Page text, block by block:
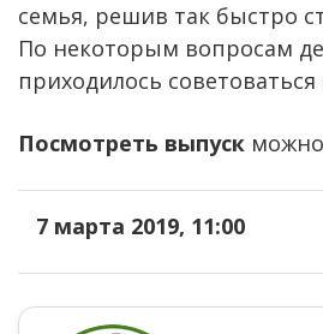
семья, решив так быстро
По некоторым вопросам
приходилось советоваться
Посмотреть выпуск можно
7 марта 2019, 11:00